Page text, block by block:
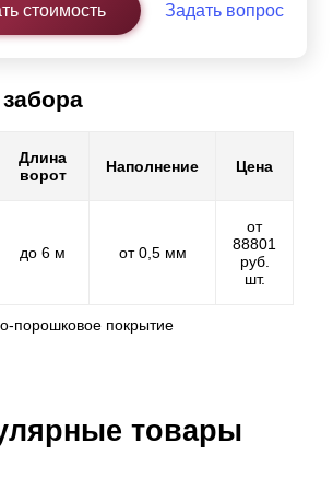
стоимость Задать вопрос
Длина
ворот
Наполнение Цена
до 6 м от 0,5 мм
от
88801
руб.
шт.
порошковое покрытие
товары